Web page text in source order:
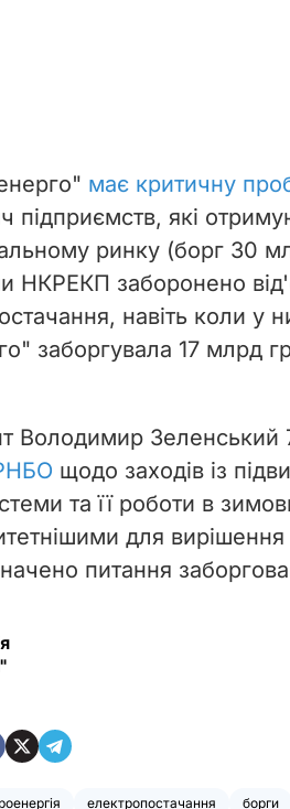
має критичну
підприємств, які
ринку (борг 30
НКРЕКП заборонено
навіть коли у
заборгувала 17 млрд
Володимир Зеленський
щодо заходів із
та її роботи в
для
питання
електропостачання борги